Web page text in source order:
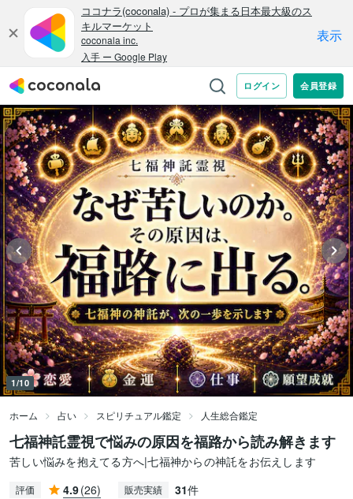
1/10
ホーム 占い スピリチュアル鑑定 人生総合鑑定
七福神託霊視で悩みの原因を福路から読み解きます
苦しい悩みを抱えてる方へ|七福神からの神託をお伝えします
評価 4.9(26) 販売実績 31件